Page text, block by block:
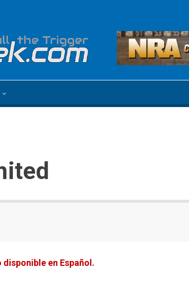
en Español.